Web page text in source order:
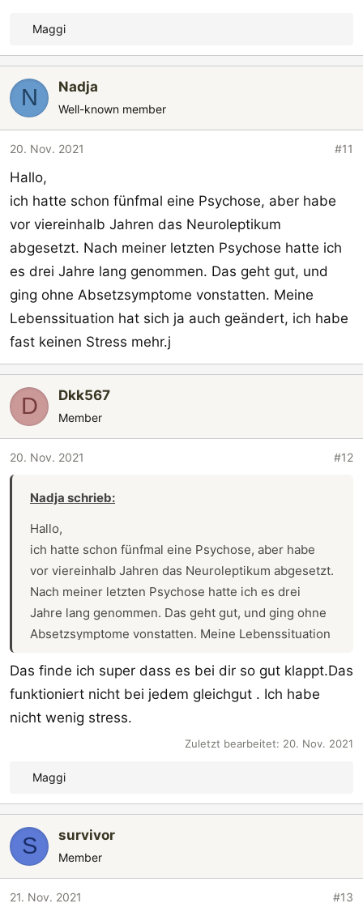
e
o
e
n
Maggi
N Nadja
Well-known member
20. Nov. 2021 #11
Hallo,
ich hatte schon fünfmal eine Psychose, aber habe
vor viereinhalb Jahren das Neuroleptikum
abgesetzt. Nach meiner letzten Psychose hatte ich
es drei Jahre lang genommen. Das geht gut, und
ging ohne Absetzsymptome vonstatten. Meine
Lebenssituation hat sich ja auch geändert, ich habe
fast keinen Stress mehr.j
D Dkk567
Member
20. Nov. 2021 #12
Nadja schrieb:
Hallo,
ich hatte schon fünfmal eine Psychose, aber habe
vor viereinhalb Jahren das Neuroleptikum abgesetzt.
Nach meiner letzten Psychose hatte ich es drei
Jahre lang genommen. Das geht gut, und ging ohne
Absetzsymptome vonstatten. Meine Lebenssituation
Stress mehr.j
Das finde ich super dass es bei dir so gut klappt.Das
funktioniert nicht bei jedem gleichgut . Ich habe
nicht wenig stress.
Zuletzt bearbeitet: 20. Nov. 2021
e
o
Maggi
S survivor
Member
21. Nov. 2021 #13